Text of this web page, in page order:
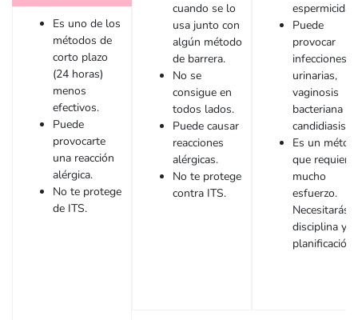
Es uno de los
métodos de
corto plazo
(24 horas)
menos
efectivos.
Puede
provocarte
una reacción
alérgica.
No te protege
de ITS.
cuando se lo
usa junto con
algún método
de barrera.
No se
consigue en
todos lados.
Puede causar
reacciones
alérgicas.
No te protege
contra ITS.
espermicidas.
Puede
provocar
infecciones
urinarias,
vaginosis
bacteriana o
candidiasis.
Es un
que requiere
mucho
esfuerzo.
Necesitarás
disciplina y
planificación.